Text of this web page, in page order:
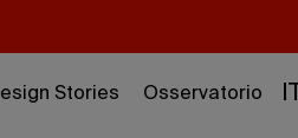
Stories Osservatorio IT